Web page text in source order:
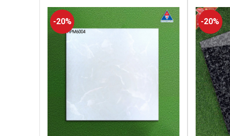
-20% -20%